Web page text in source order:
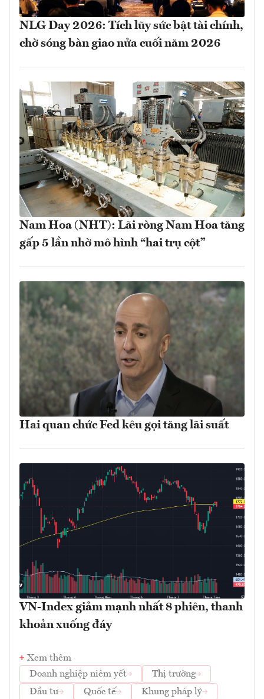
NLG Day 2026: Tích lũy sức bật tài chính,
chờ sóng bàn giao nửa cuối năm 2026
Nam Hoa (NHT): Lãi ròng Nam Hoa tăng
gấp 5 lần nhờ mô hình “hai trụ cột”
Hai quan chức Fed kêu gọi tăng lãi suất
VN-Index giảm mạnh nhất 8 phiên, thanh
khoản xuống đáy
Xem thêm
Doanh nghiệp niêm yết
Thị trường
Đầu tư
Quốc tế Khung pháp lý